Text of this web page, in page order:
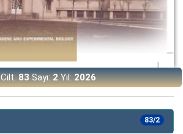
Cilt:83Sayı:2Yıl:2026
83/2